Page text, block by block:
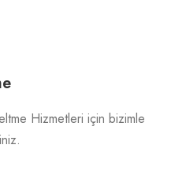
Hizmetleri için bizimle